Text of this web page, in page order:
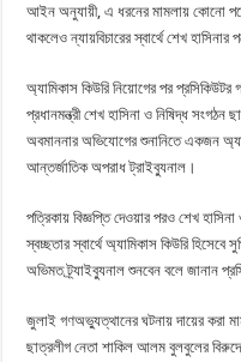
আইন অনুযায়ী, এ ধরনের মামলায় কোনো
থাকলেও ন্যায়বিচারের স্বার্থে শেখ
অ্যামিকাস কিউরি নিয়োগের পর
প্রধানমন্ত্রী শেখ হাসিনা ও নিষিদ্ধ
অবমাননার অভিযোগের শুনানিতে একজন
আন্তর্জাতিক অপরাধ ট্রাইব্যুনাল।
পত্রিকায় বিজ্ঞপ্তি দেওয়ার পরও শেখ
স্বচ্ছতার স্বার্থে অ্যামিকাস কিউরি
অভিমত ট্র্যাইব্যুনাল শুনবেন বলে জানান
জুলাই গণঅভ্যুত্থানের ঘটনায় দায়ের করা
ছাত্রলীগ নেতা শাকিল আলম বুলবুলের